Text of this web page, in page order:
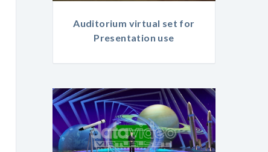
Auditorium virtual set for
Presentation use